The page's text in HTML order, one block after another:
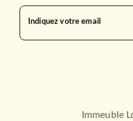
Indiquez votre email
Immeuble